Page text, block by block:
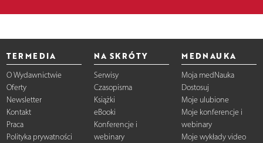
TERMEDIA
O Wydawnictwie
Oferty
Newsletter
Kontakt
Praca
Polityka prywatności
NA SKRÓTY
Serwisy
Czasopisma
Książki
eBooki
Konferencje i
webinary
MEDNAUKA
Moja medNauka
Dostosuj
Moje ulubione
Moje konferencje i
webinary
Moje wykłady video